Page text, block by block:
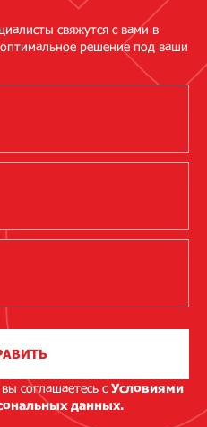
свяжутся с вами в
решение под ваши
соглашаетесь сУсловиями
данных.